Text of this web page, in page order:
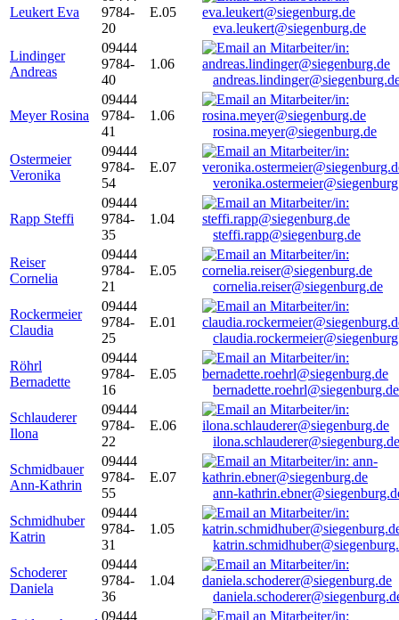
Leukert Eva
9784-
20
E.05
eva.leukert@siegenburg.de
Lindinger
Andreas
09444
9784-
40
1.06
Meyer Rosina
09444
9784-
41
1.06
rosina.meyer@siegenburg.de
Ostermeier
Veronika
09444
9784-
54
E.07
Rapp Steffi
09444
9784-
35
1.04
steffi.rapp@siegenburg.de
Reiser
Cornelia
09444
9784-
21
E.05
cornelia.reiser@siegenburg.de
Rockermeier
Claudia
09444
9784-
25
E.01
Röhrl
Bernadette
09444
9784-
16
E.05
bernadette.roehrl@siegenburg.de
Schlauderer
Ilona
09444
9784-
22
E.06
ilona.schlauderer@siegenburg.de
Schmidbauer
Ann-Kathrin
09444
9784-
55
E.07
ann-
Schmidhuber
Katrin
09444
9784-
31
1.05
Schoderer
Daniela
09444
9784-
36
1.04
09444